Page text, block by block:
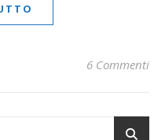
6 Commenti